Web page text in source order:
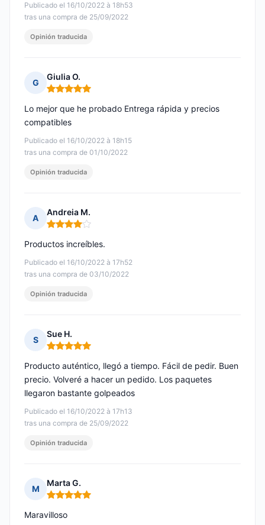
Publicado el 16/10/2022 à 18h53
tras una compra de 25/09/2022
Opinión traducida
G
Giulia O.
Nota: 5 de 5
Publicado el 16/10/2022 à 18h15
tras una compra de 01/10/2022
Lo mejor que he probado Entrega rápida y precios
compatibles
Opinión traducida
A
Andreia M.
Nota: 4 de 5
Publicado el 16/10/2022 à 17h52
tras una compra de 03/10/2022
Productos increíbles.
Opinión traducida
S
Sue H.
Nota: 5 de 5
Publicado el 16/10/2022 à 17h13
tras una compra de 25/09/2022
Producto auténtico, llegó a tiempo. Fácil de pedir. Buen
precio. Volveré a hacer un pedido. Los paquetes
llegaron bastante golpeados
Opinión traducida
M
Marta G.
Nota: 5 de 5
Maravilloso